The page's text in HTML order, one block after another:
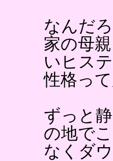
なんだ
家の母
いヒス
性格っ
ずっと
の地で
なくダウ